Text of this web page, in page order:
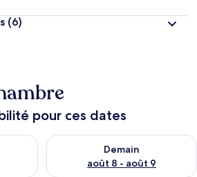
(6)
pour ces dates
ce soir août 7 - août 8
Demain
août 8 - août 9
Vérifier la disponibilité pour